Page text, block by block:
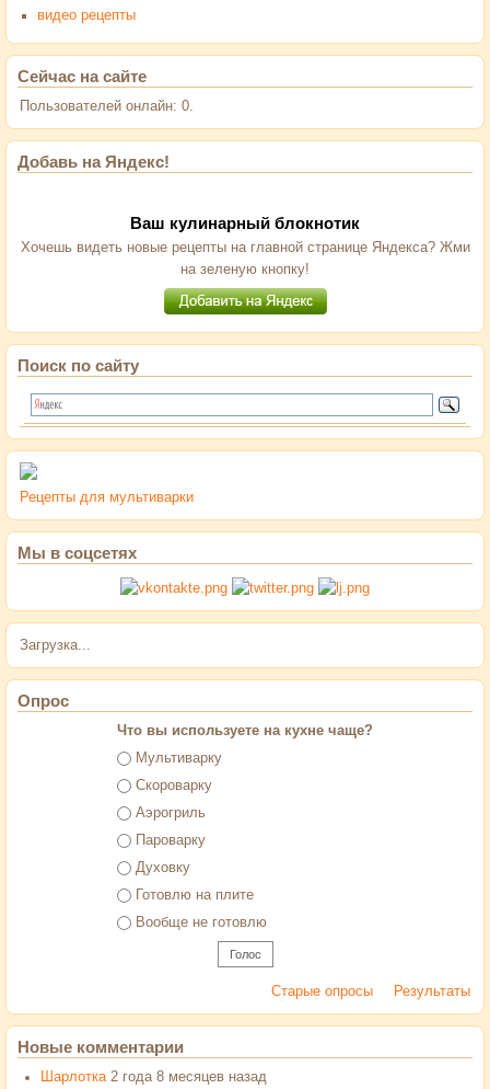
видео рецепты
Сейчас на сайте
Пользователей онлайн: 0.
Добавь на Яндекс!
Ваш кулинарный блокнотик
Хочешь видеть новые рецепты на главной странице Яндекса? Жми
на зеленую кнопку!
Поиск по сайту
Рецепты для мультиварки
Мы в соцсетях
Загрузка...
Опрос
Что вы используете на кухне чаще?
Варианты
Мультиварку
Скороварку
Аэрогриль
Пароварку
Духовку
Готовлю на плите
Вообще не готовлю
Старые опросы Результаты
Новые комментарии
Шарлотка 2 года 8 месяцев назад